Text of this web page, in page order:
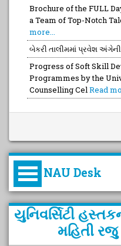
Brochure of the FULL
a Team of Top-Notch
more...
બેકરી તાલીમમાં પ્રવેશ
Progress of Soft Skill
Programmes by the
Counselling CelRead
NAU Desk
કુલપતિની
વિહંગાવલોકન
યુનિવર્સિટી
મહિતી